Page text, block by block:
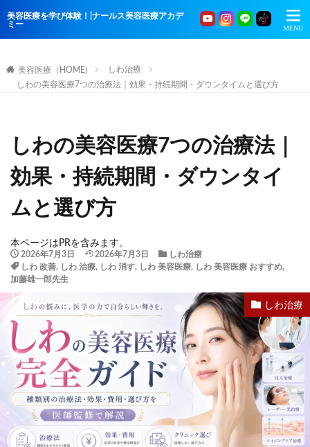
美容医療を学び体験！|ナールス美容医療アカデ
ミー
美容医療（HOME)
しわ治療
しわの美容医療7つの治療法｜効果・持続期間・ダウンタイムと選び方
しわの美容医療7つの治療法｜
効果・持続期間・ダウンタイ
ムと選び方
本ページはPRを含みます。
2026年7月3日 2026年7月3日
しわ治療
しわ 改善, しわ 治療, しわ 消す, しわ 美容医療, しわ 美容医療 おすすめ,
加藤雄一郎先生
しわ治療